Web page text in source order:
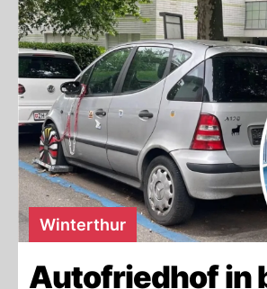
Winterthur
Autofriedhof in